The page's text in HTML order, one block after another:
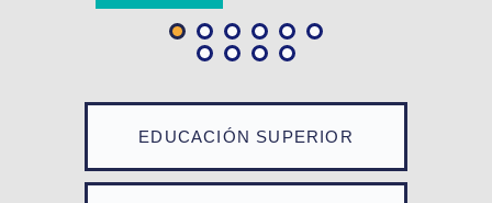
EDUCACIÓN SUPERIOR